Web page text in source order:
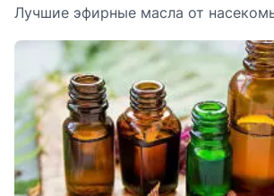
Лучшие эфирные масла от